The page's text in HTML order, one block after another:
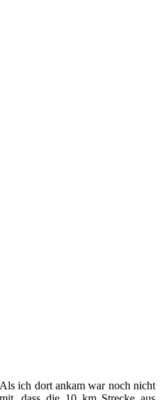
ich dort ankam war noch nicht